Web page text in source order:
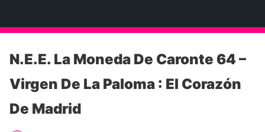
N.E.E. La Moneda De Caronte 64 –
Virgen De La Paloma : El Corazón
De Madrid